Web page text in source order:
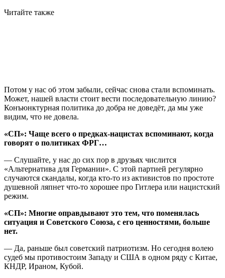
Читайте также
Потом у нас об этом забыли, сейчас снова стали вспоминать.
Может, нашей власти стоит вести последовательную линию?
Конъюнктурная политика до добра не доведёт, да мы уже
видим, что не довела.
«СП»: Чаще всего о предках-нацистах вспоминают, когда
говорят о политиках ФРГ…
— Слушайте, у нас до сих пор в друзьях числится
«Альтернатива для Германии». С этой партией регулярно
случаются скандалы, когда кто-то из активистов по простоте
душевной ляпнет что-то хорошее про Гитлера или нацистский
режим.
«СП»: Многие оправдывают это тем, что поменялась
ситуация и Советского Союза, с его ценностями, больше
нет.
— Да, раньше был советский патриотизм. Но сегодня волею
судеб мы противостоим Западу и США в одном ряду с Китае,
КНДР, Ираном, Кубой.